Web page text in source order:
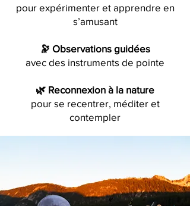
pour expérimenter et apprendre en
s’amusant
🔭 Observations guidées
avec des instruments de pointe
🌿 Reconnexion à la nature
pour se recentrer, méditer et
contempler